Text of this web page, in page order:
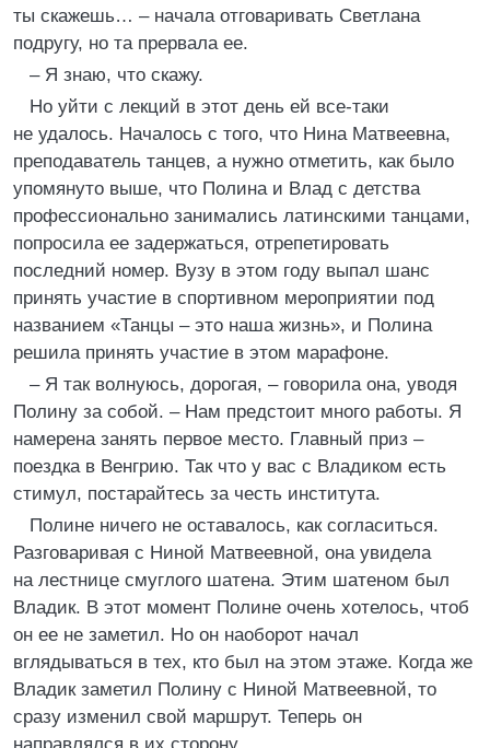
ты скажешь… – начала отговаривать Светлана
подругу, но та прервала ее.
– Я знаю, что скажу.
Но уйти с лекций в этот день ей все-таки
не удалось. Началось с того, что Нина Матвеевна,
преподаватель танцев, а нужно отметить, как было
упомянуто выше, что Полина и Влад с детства
профессионально занимались латинскими танцами,
попросила ее задержаться, отрепетировать
последний номер. Вузу в этом году выпал шанс
принять участие в спортивном мероприятии под
названием «Танцы – это наша жизнь», и Полина
решила принять участие в этом марафоне.
– Я так волнуюсь, дорогая, – говорила она, уводя
Полину за собой. – Нам предстоит много работы. Я
намерена занять первое место. Главный приз –
поездка в Венгрию. Так что у вас с Владиком есть
стимул, постарайтесь за честь института.
Полине ничего не оставалось, как согласиться.
Разговаривая с Ниной Матвеевной, она увидела
на лестнице смуглого шатена. Этим шатеном был
Владик. В этот момент Полине очень хотелось, чтоб
он ее не заметил. Но он наоборот начал
вглядываться в тех, кто был на этом этаже. Когда же
Владик заметил Полину с Ниной Матвеевной, то
сразу изменил свой маршрут. Теперь он